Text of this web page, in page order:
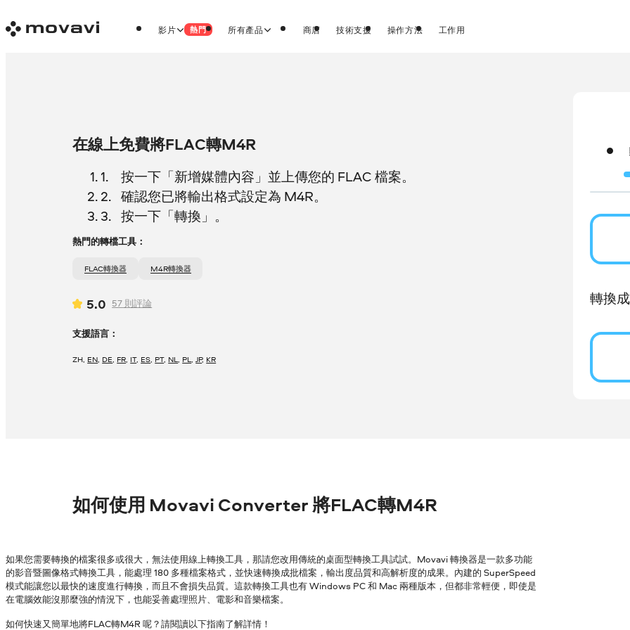
影片 熱門 所有產品 商店 技術支援 操作方法 工作用
在線上免費將FLAC轉M4R
按一下「新增媒體內容」並上傳您的 FLAC 檔案。
確認您已將輸出格式設定為 M4R。
按一下「轉換」。
熱門的轉檔工具：
FLAC轉換器 M4R轉換器
5.0 57 則評論
支援語言：
ZH, EN, DE, FR, IT, ES, PT, NL, PL,JP, KR
轉換成
如何使用 Movavi Converter 將FLAC轉M4R
如果您需要轉換的檔案很多或很大，無法使用線上轉換工具，那請您改用傳統的桌面型轉換工具試試。Movavi 轉換器是一款多功能
的影音暨圖像格式轉換工具，能處理 180 多種檔案格式，並快速轉換成批檔案，輸出度品質和高解析度的成果。內建的 SuperSpeed
模式能讓您以最快的速度進行轉換，而且不會損失品質。這款轉換工具也有 Windows PC 和 Mac 兩種版本，但都非常輕便，即使是
在電腦效能沒那麼強的情況下，也能妥善處理照片、電影和音樂檔案。
如何快速又簡單地將FLAC轉M4R 呢？請閱讀以下指南了解詳情！